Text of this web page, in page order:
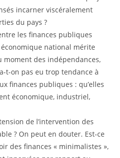
incarner viscéralement
du pays ?
les finances publiques
national mérite
moment des indépendances,
t-on pas eu trop tendance à
finances publiques : qu’elles
économique, industriel,
de l’intervention des
? On peut en douter. Est-ce
des finances « minimalistes »,